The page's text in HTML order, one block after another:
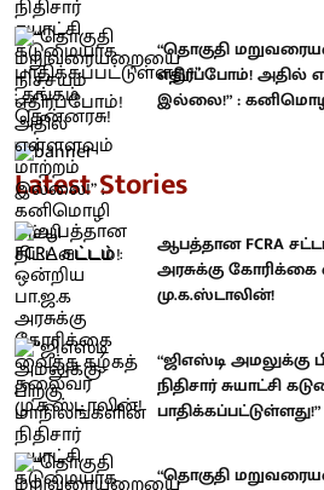
“தொகுதி
எதிர்ப்போம்! அதில்
இல்லை!” :
Latest Stories
ஆபத்தான FCRA
அரசுக்கு
மு.க.ஸ்டாலின்!
“ஜிஎஸ்டி அமலுக்கு
நிதிசார் சுயாட்சி
“தொகுதி